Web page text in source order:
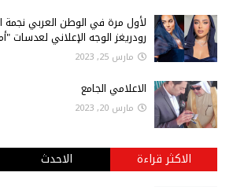
لأول مرة في الوطن العربي نجمة
رودريغز الوجه الإعلاني لعدسات
مارس 25, 2023
الاعلامي الجامع
مارس 20, 2023
الاكثر قراءة الاحدث